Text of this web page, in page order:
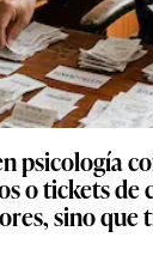
psicología
o tickets de
sino que